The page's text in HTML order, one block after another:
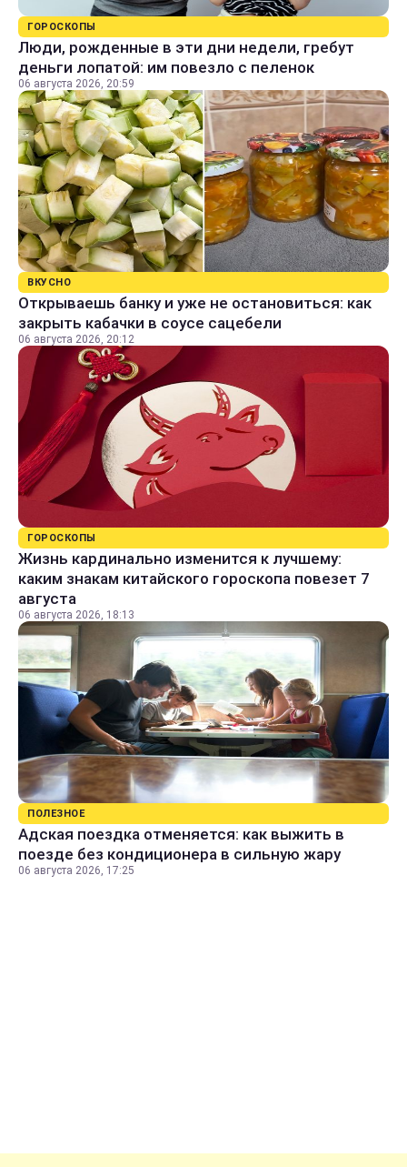
ГОРОСКОПЫ
Люди, рожденные в эти дни недели, гребут
деньги лопатой: им повезло с пеленок
06 августа 2026, 20:59
ВКУСНО
Открываешь банку и уже не остановиться: как
закрыть кабачки в соусе сацебели
06 августа 2026, 20:12
ГОРОСКОПЫ
Жизнь кардинально изменится к лучшему:
каким знакам китайского гороскопа повезет 7
августа
06 августа 2026, 18:13
ПОЛЕЗНОЕ
Адская поездка отменяется: как выжить в
поезде без кондиционера в сильную жару
06 августа 2026, 17:25